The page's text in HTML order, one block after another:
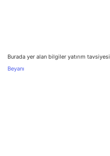
Burada yer alan bilgiler yatırım
Beyanı